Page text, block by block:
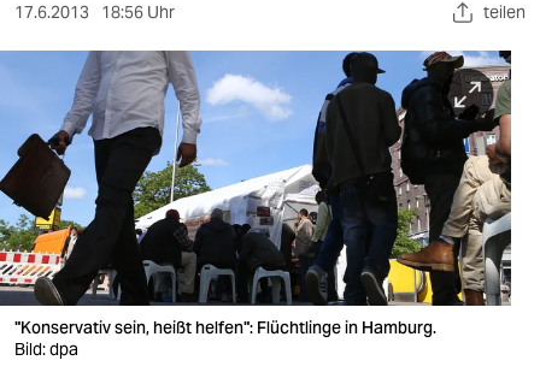
berlin
nord
wahrheit
verlag
verlag
17.6.2013 18:56 Uhr teilen
"Konservativ sein, heißt helfen": Flüchtlinge in Hamburg.
Bild: dpa